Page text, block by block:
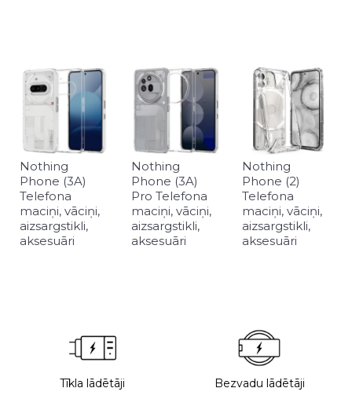
Nothing
Phone (3A)
Telefona
maciņi, vāciņi,
aizsargstikli,
aksesuāri
Nothing
Phone (3A)
Pro Telefona
maciņi, vāciņi,
aizsargstikli,
aksesuāri
Nothing
Phone (2)
Telefona
maciņi, vāciņi,
aizsargstikli,
aksesuāri
Tīkla lādētāji Bezvadu lādētāji